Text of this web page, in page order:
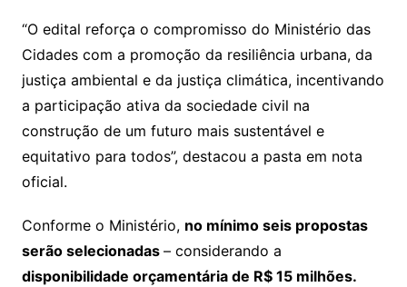
“O edital reforça o compromisso do Ministério das
Cidades com a promoção da resiliência urbana, da
justiça ambiental e da justiça climática, incentivando
a participação ativa da sociedade civil na
construção de um futuro mais sustentável e
equitativo para todos”, destacou a pasta em nota
oficial.
Conforme o Ministério, no mínimo seis propostas
serão selecionadas – considerando a
disponibilidade orçamentária de R$ 15 milhões.